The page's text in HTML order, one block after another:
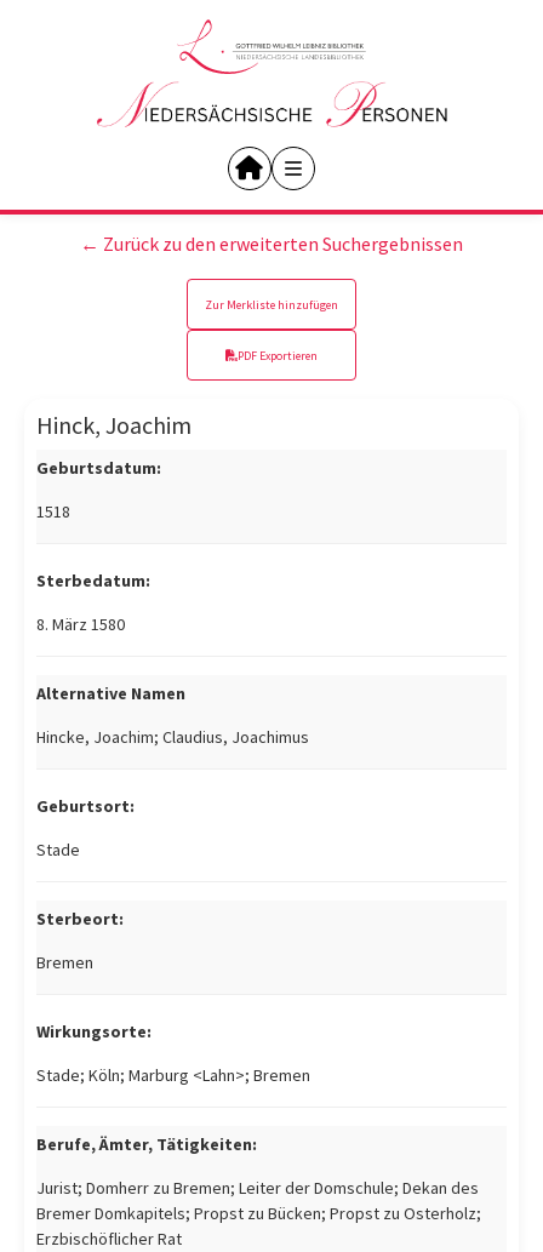
← Zurück zu den erweiterten Suchergebnissen
Zur Merkliste hinzufügen
PDF Exportieren
Hinck, Joachim
Geburtsdatum:
1518
Sterbedatum:
8. März 1580
Alternative Namen
Hincke, Joachim; Claudius, Joachimus
Geburtsort:
Stade
Sterbeort:
Bremen
Wirkungsorte:
Stade; Köln; Marburg <Lahn>; Bremen
Berufe, Ämter, Tätigkeiten:
Jurist; Domherr zu Bremen; Leiter der Domschule; Dekan des
Bremer Domkapitels; Propst zu Bücken; Propst zu Osterholz;
Erzbischöflicher Rat